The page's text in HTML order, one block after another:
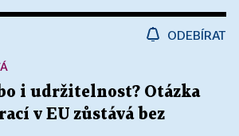
ODEBÍRAT
i udržitelnost? Otázka
v EU zůstává bez